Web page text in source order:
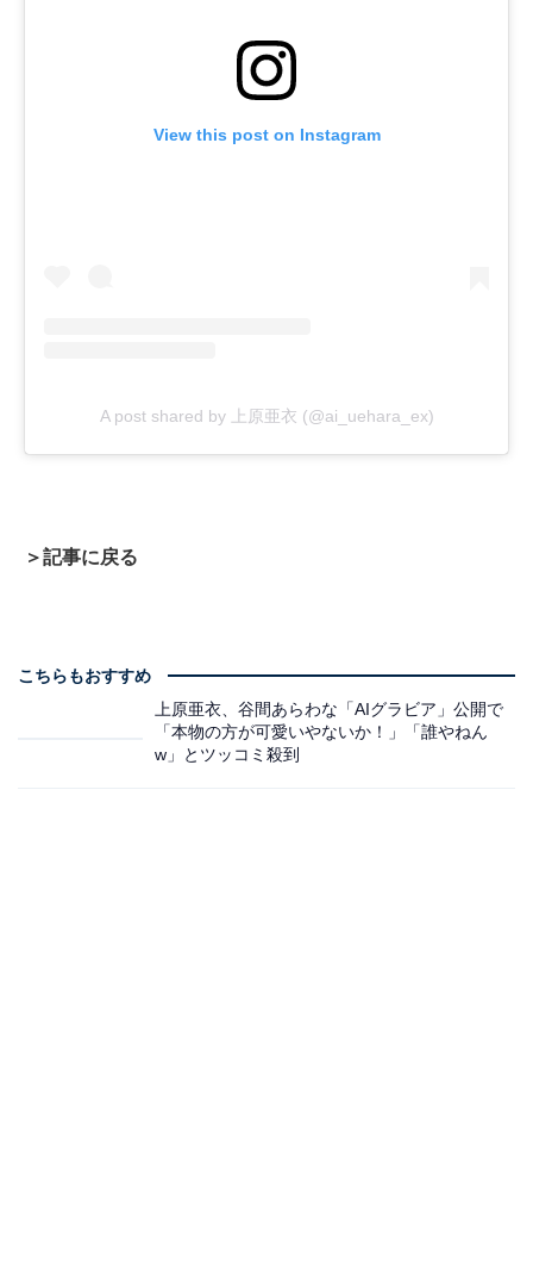
View this post on Instagram
A post shared by 上原亜衣 (@ai_uehara_ex)
＞記事に戻る
こちらもおすすめ
上原亜衣、谷間あらわな「AIグラビア」公開で
「本物の方が可愛いやないか！」「誰やねん
w」とツッコミ殺到